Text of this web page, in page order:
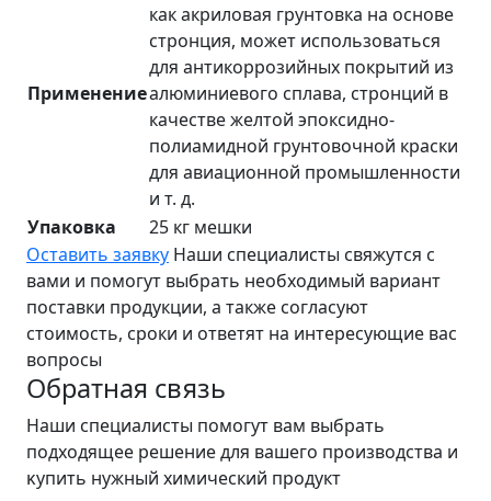
Применение
как акриловая грунтовка на основе
стронция, может использоваться
для антикоррозийных покрытий из
алюминиевого сплава, стронций в
качестве желтой эпоксидно-
полиамидной грунтовочной краски
для авиационной промышленности
и т. д.
Упаковка
25 кг мешки
Оставить заявку Наши специалисты свяжутся с
вами и помогут выбрать необходимый вариант
поставки продукции, а также согласуют
стоимость, сроки и ответят на интересующие вас
вопросы
Обратная связь
Наши специалисты помогут вам выбрать
подходящее решение для вашего производства и
ĸупить нужный химический продукт